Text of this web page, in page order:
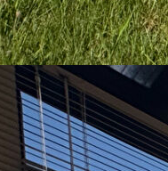
énergétique
dépenses annuelles
5140€ et 7000€.
2023 (abonnement
Imprimer
Calculer